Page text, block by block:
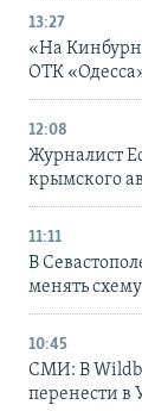
13:27
«На
ОТК
12:08
Журналист
крымского
11:11
В
менять
10:45
СМИ: В
перенести в